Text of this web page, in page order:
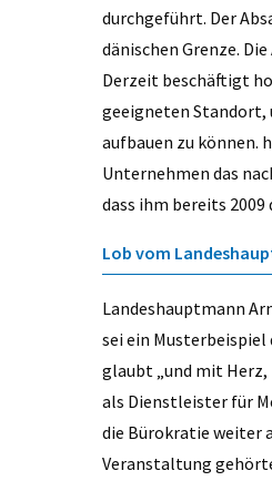
durchgeführt. Der
dänischen Grenze.
Derzeit beschäftigt
geeigneten Standort,
aufbauen zu können.
Unternehmen das
dass ihm bereits
Lob vom
Landeshauptmann
sei ein
glaubt „und mit Herz,
als Dienstleister für
die Bürokratie weiter
Veranstaltung